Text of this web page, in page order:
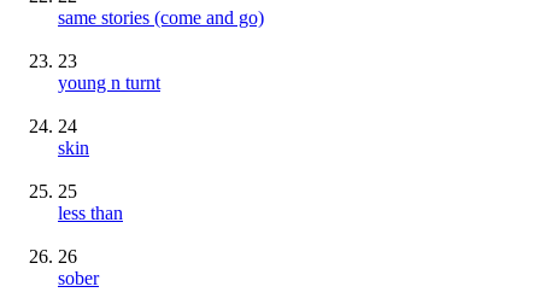
same stories (come and go)
23
young n turnt
24
skin
25
less than
26
sober